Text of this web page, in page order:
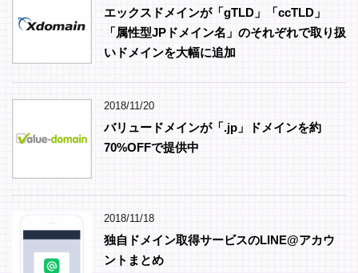
エックスドメインが「gTLD」「ccTLD」
「属性型JPドメイン名」のそれぞれで取り扱
いドメインを大幅に追加
2018/11/20
バリュードメインが「.jp」ドメインを約
70%OFFで提供中
2018/11/18
独自ドメイン取得サービスのLINE@アカウ
ントまとめ